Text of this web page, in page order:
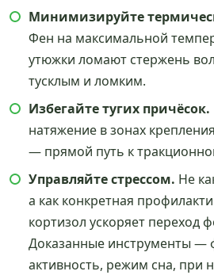
Минимизируйте
Фен на максимальной
утюжки ломают стержень
тусклым и ломким.
Избегайте тугих причёсок.
натяжение в зонах
— прямой путь к
Управляйте стрессом. Не
а как конкретная
кортизол ускоряет переход
Доказанные инструменты —
активность, режим сна, при